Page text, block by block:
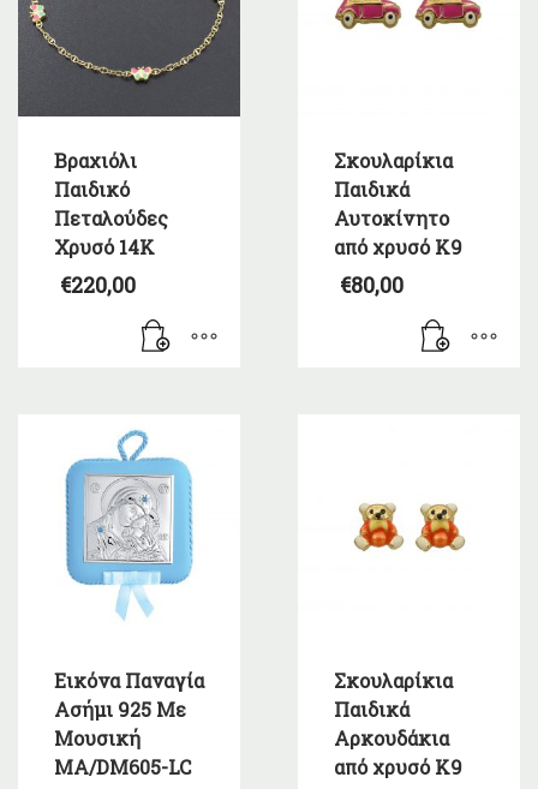
Βραχιόλι
Παιδικό
Πεταλούδες
Χρυσό 14Κ
€220,00
Σκουλαρίκια
Παιδικά
Αυτοκίνητο
από χρυσό Κ9
€80,00
Εικόνα Παναγία
Ασήμι 925 Με
Μουσική
MA/DM605-LC
Σκουλαρίκια
Παιδικά
Αρκουδάκια
από χρυσό Κ9